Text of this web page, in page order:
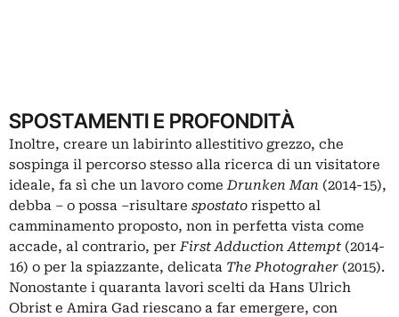
SPOSTAMENTI E PROFONDITÀ
Inoltre, creare un labirinto allestitivo grezzo, che
sospinga il percorso stesso alla ricerca di un visitatore
ideale, fa sì che un lavoro comeDrunken Man (2014-15),
debba – o possa ‒risultare spostato rispetto al
camminamento proposto, non in perfetta vista come
accade, al contrario, perFirst Adduction Attempt (2014-
16) o per la spiazzante, delicata The Photograher (2015).
Nonostante i quaranta lavori scelti da Hans Ulrich
Obrist e Amira Gad riescano a far emergere, con